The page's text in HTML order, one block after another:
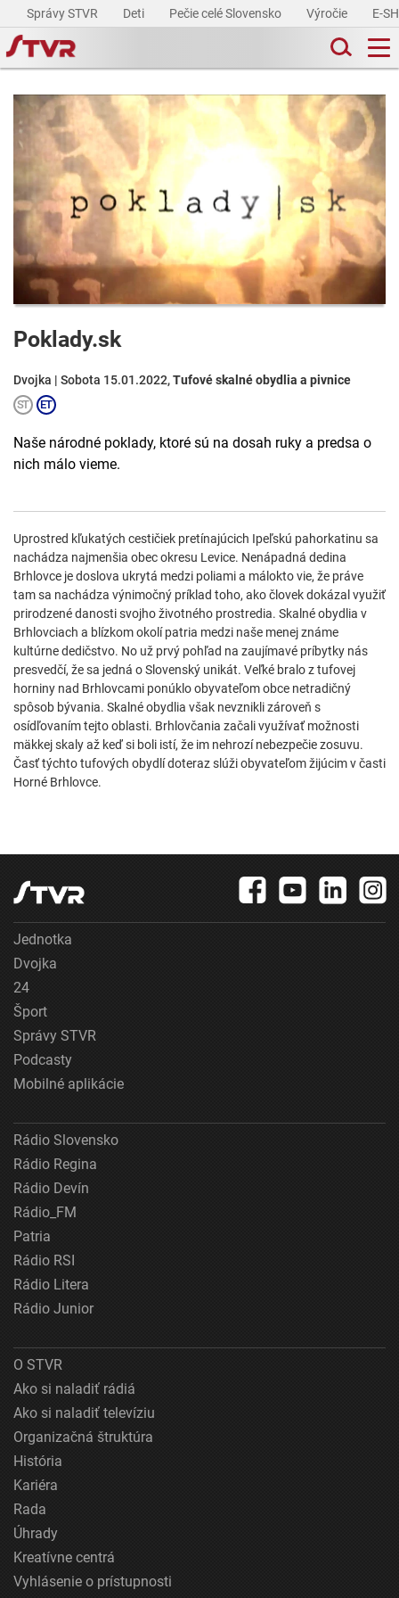
Správy STVR Deti Pečie celé Slovensko Výročie E-
Poklady.sk
Dvojka | Sobota 15.01.2022,Tufové skalné obydlia a pivnice
Naše národné poklady, ktoré sú na dosah ruky a predsa o
nich málo vieme.
Uprostred kľukatých cestičiek pretínajúcich Ipeľskú pahorkatinu sa
nachádza najmenšia obec okresu Levice. Nenápadná dedina
Brhlovce je doslova ukrytá medzi poliami a málokto vie, že práve
tam sa nachádza výnimočný príklad toho, ako človek dokázal využiť
prirodzené danosti svojho životného prostredia. Skalné obydlia v
Brhlovciach a blízkom okolí patria medzi naše menej známe
kultúrne dedičstvo. No už prvý pohľad na zaujímavé príbytky nás
presvedčí, že sa jedná o Slovenský unikát. Veľké bralo z tufovej
horniny nad Brhlovcami ponúklo obyvateľom obce netradičný
spôsob bývania. Skalné obydlia však nevznikli zároveň s
osídľovaním tejto oblasti. Brhlovčania začali využívať možnosti
mäkkej skaly až keď si boli istí, že im nehrozí nebezpečie zosuvu.
Časť týchto tufových obydlí doteraz slúži obyvateľom žijúcim v časti
Horné Brhlovce.
Jednotka
Dvojka
24
Šport
Správy STVR
Podcasty
Mobilné aplikácie
Rádio Slovensko
Rádio Regina
Rádio Devín
Rádio_FM
Patria
Rádio RSI
Rádio Litera
Rádio Junior
O STVR
Ako si naladiť rádiá
Ako si naladiť televíziu
Organizačná štruktúra
História
Kariéra
Rada
Úhrady
Kreatívne centrá
Vyhlásenie o prístupnosti